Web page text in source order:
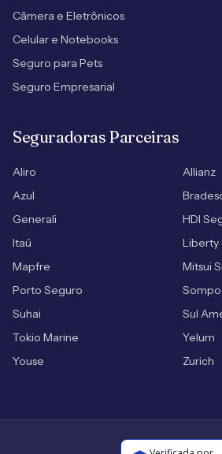
Câmera e Eletrônicos
Celular e Notebooks
Seguro para Pets
Seguro Empresarial
Seguradoras Parceiras
Aliro
Allianz
Azul
Generali
HDI
Itaú
Liberty
Mapfre
Mitsui
Porto Seguro
Sompo
Suhai
Sul
Tokio Marine
Yelum
Youse
Zurich